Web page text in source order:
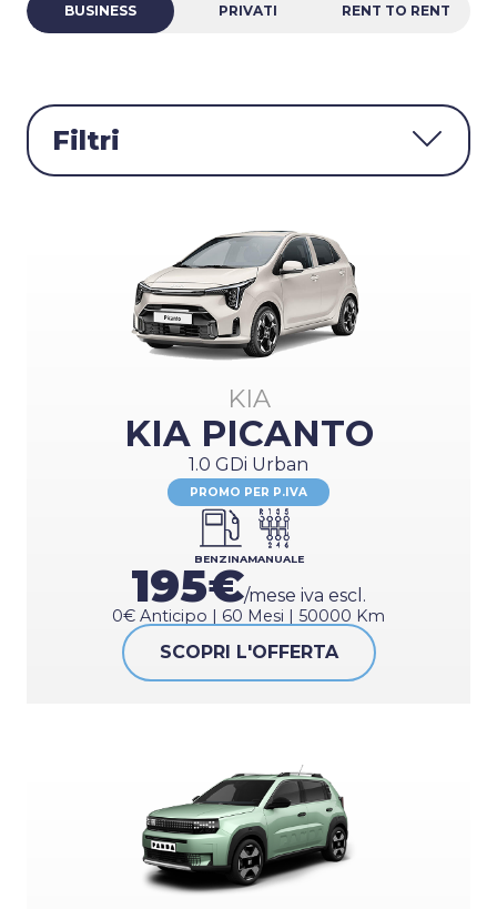
BUSINESS PRIVATI RENT TO RENT
Filtri
BERLINA
CITY CAR
MONOVOLUME
STATION WAGON
VEICOLI COMMERCIALI
ALIMENTAZIONE
ELETTRICO
MANUALE
AUTOMATICO
KIA
KIA PICANTO
1.0 GDi Urban
PROMO PER P.IVA
BENZINAMANUALE
195€/mese iva escl.
0€ Anticipo | 60 Mesi | 50000 Km
SCOPRI L'OFFERTA